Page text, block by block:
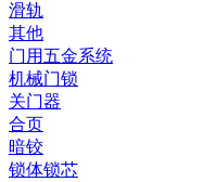
滑轨
其他
门用五金系统
机械门锁
关门器
合页
暗铰
锁体锁芯